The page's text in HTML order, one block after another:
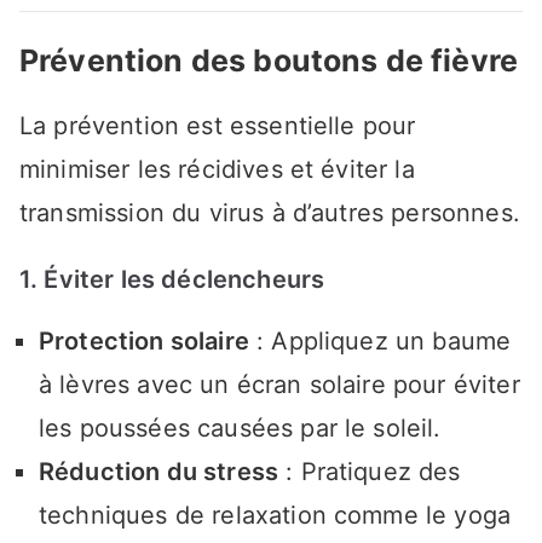
Prévention des boutons de fièvre
La prévention est essentielle pour
minimiser les récidives et éviter la
transmission du virus à d’autres personnes.
1. Éviter les déclencheurs
Protection solaire : Appliquez un baume
à lèvres avec un écran solaire pour éviter
les poussées causées par le soleil.
Réduction du stress : Pratiquez des
techniques de relaxation comme le yoga